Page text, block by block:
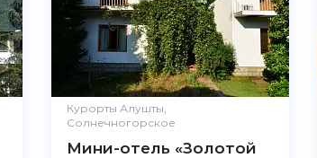
Курорты Алушты,
Солнечногорское
Мини-отель «Золотой